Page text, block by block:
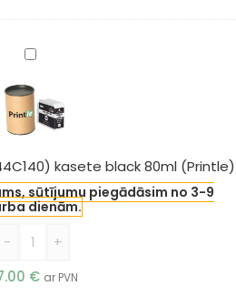
Epson
BK
(C13T44C140)
kasete
black
80ml
(Printle)
kasete black 80ml (Printle)
sūtījumu piegādāsim no 3-9
dienām.
-
+
€ ar PVN